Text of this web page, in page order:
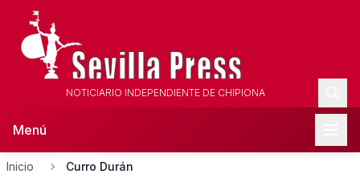
NOTICIARIO INDEPENDIENTE DE CHIPIONA
Menú
Inicio Curro Durán